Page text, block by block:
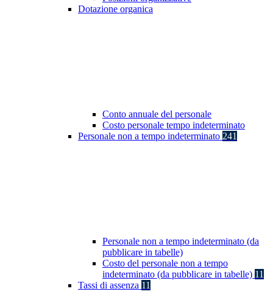
Dotazione organica
Conto annuale del personale
Costo personale tempo indeterminato
Personale non a tempo indeterminato 241
Personale non a tempo indeterminato (da
pubblicare in tabelle)
Costo del personale non a tempo
indeterminato (da pubblicare in tabelle) 11
Tassi di assenza 11